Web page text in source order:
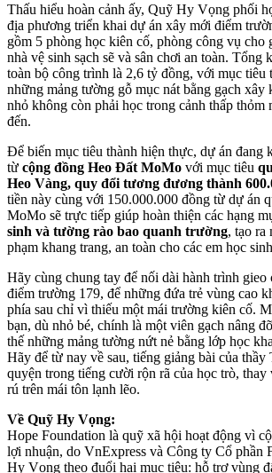
Thấu hiểu hoàn cảnh ấy, Quỹ Hy Vọng phối
địa phương triển khai dự án xây mới điểm
gồm 5 phòng học kiên cố, phòng công vụ cho
nhà vệ sinh sạch sẽ và sân chơi an toàn. Tổng
toàn bộ công trình là 2,6 tỷ đồng, với mục tiêu
những mảng tường gỗ mục nát bằng gạch xây
nhỏ không còn phải học trong cảnh thấp thỏm
đến.
Để biến mục tiêu thành hiện thực, dự án đang
từ cộng đồng Heo Đất MoMo với mục tiêu
Heo Vàng, quy đổi tương đương thành
tiền này cùng với 150.000.000 đồng từ dự án
MoMo sẽ trực tiếp giúp hoàn thiện các hạng
sinh và tường rào bao quanh trường, tạo ra
phạm khang trang, an toàn cho các em học
Hãy cùng chung tay để nối dài hành trình gieo
điểm trường 179, để những đứa trẻ vùng cao
phía sau chỉ vì thiếu một mái trường kiên cố.
bạn, dù nhỏ bé, chính là một viên gạch nâng
thế những mảng tường nứt nẻ bằng lớp học
Hãy để từ nay về sau, tiếng giảng bài của thầy
quyện trong tiếng cười rộn rã của học trò,
rú trên mái tôn lạnh lẽo.
Về Quỹ Hy Vọng:
Hope Foundation là quỹ xã hội hoạt động vì
lợi nhuận, do VnExpress và Công ty Cổ phần
Hy Vọng theo đuổi hai mục tiêu: hỗ trợ vùng